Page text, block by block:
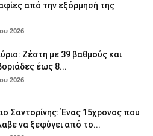
από την εξόρμησή της
2026
Ζέστη με 39 βαθμούς και
έως 8...
2026
Σαντορίνης: Ένας 15χρονος που
να ξεφύγει από το...